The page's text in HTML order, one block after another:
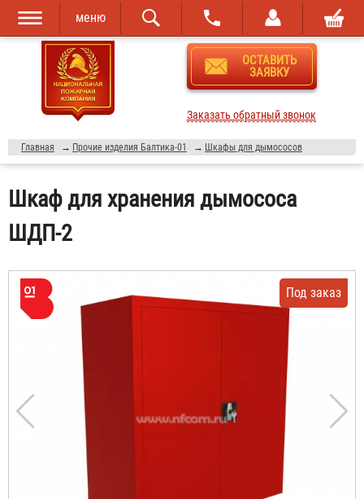
Перейти к
основному
содержанию
Skip to
navigation
меню
ОСТАВИТЬ
ЗАЯВКУ
Заказать обратный звонок
Главная → Прочие изделия Балтика-01 → Шкафы для дымососов
Шкаф для хранения дымососа
ШДП-2
Под заказ